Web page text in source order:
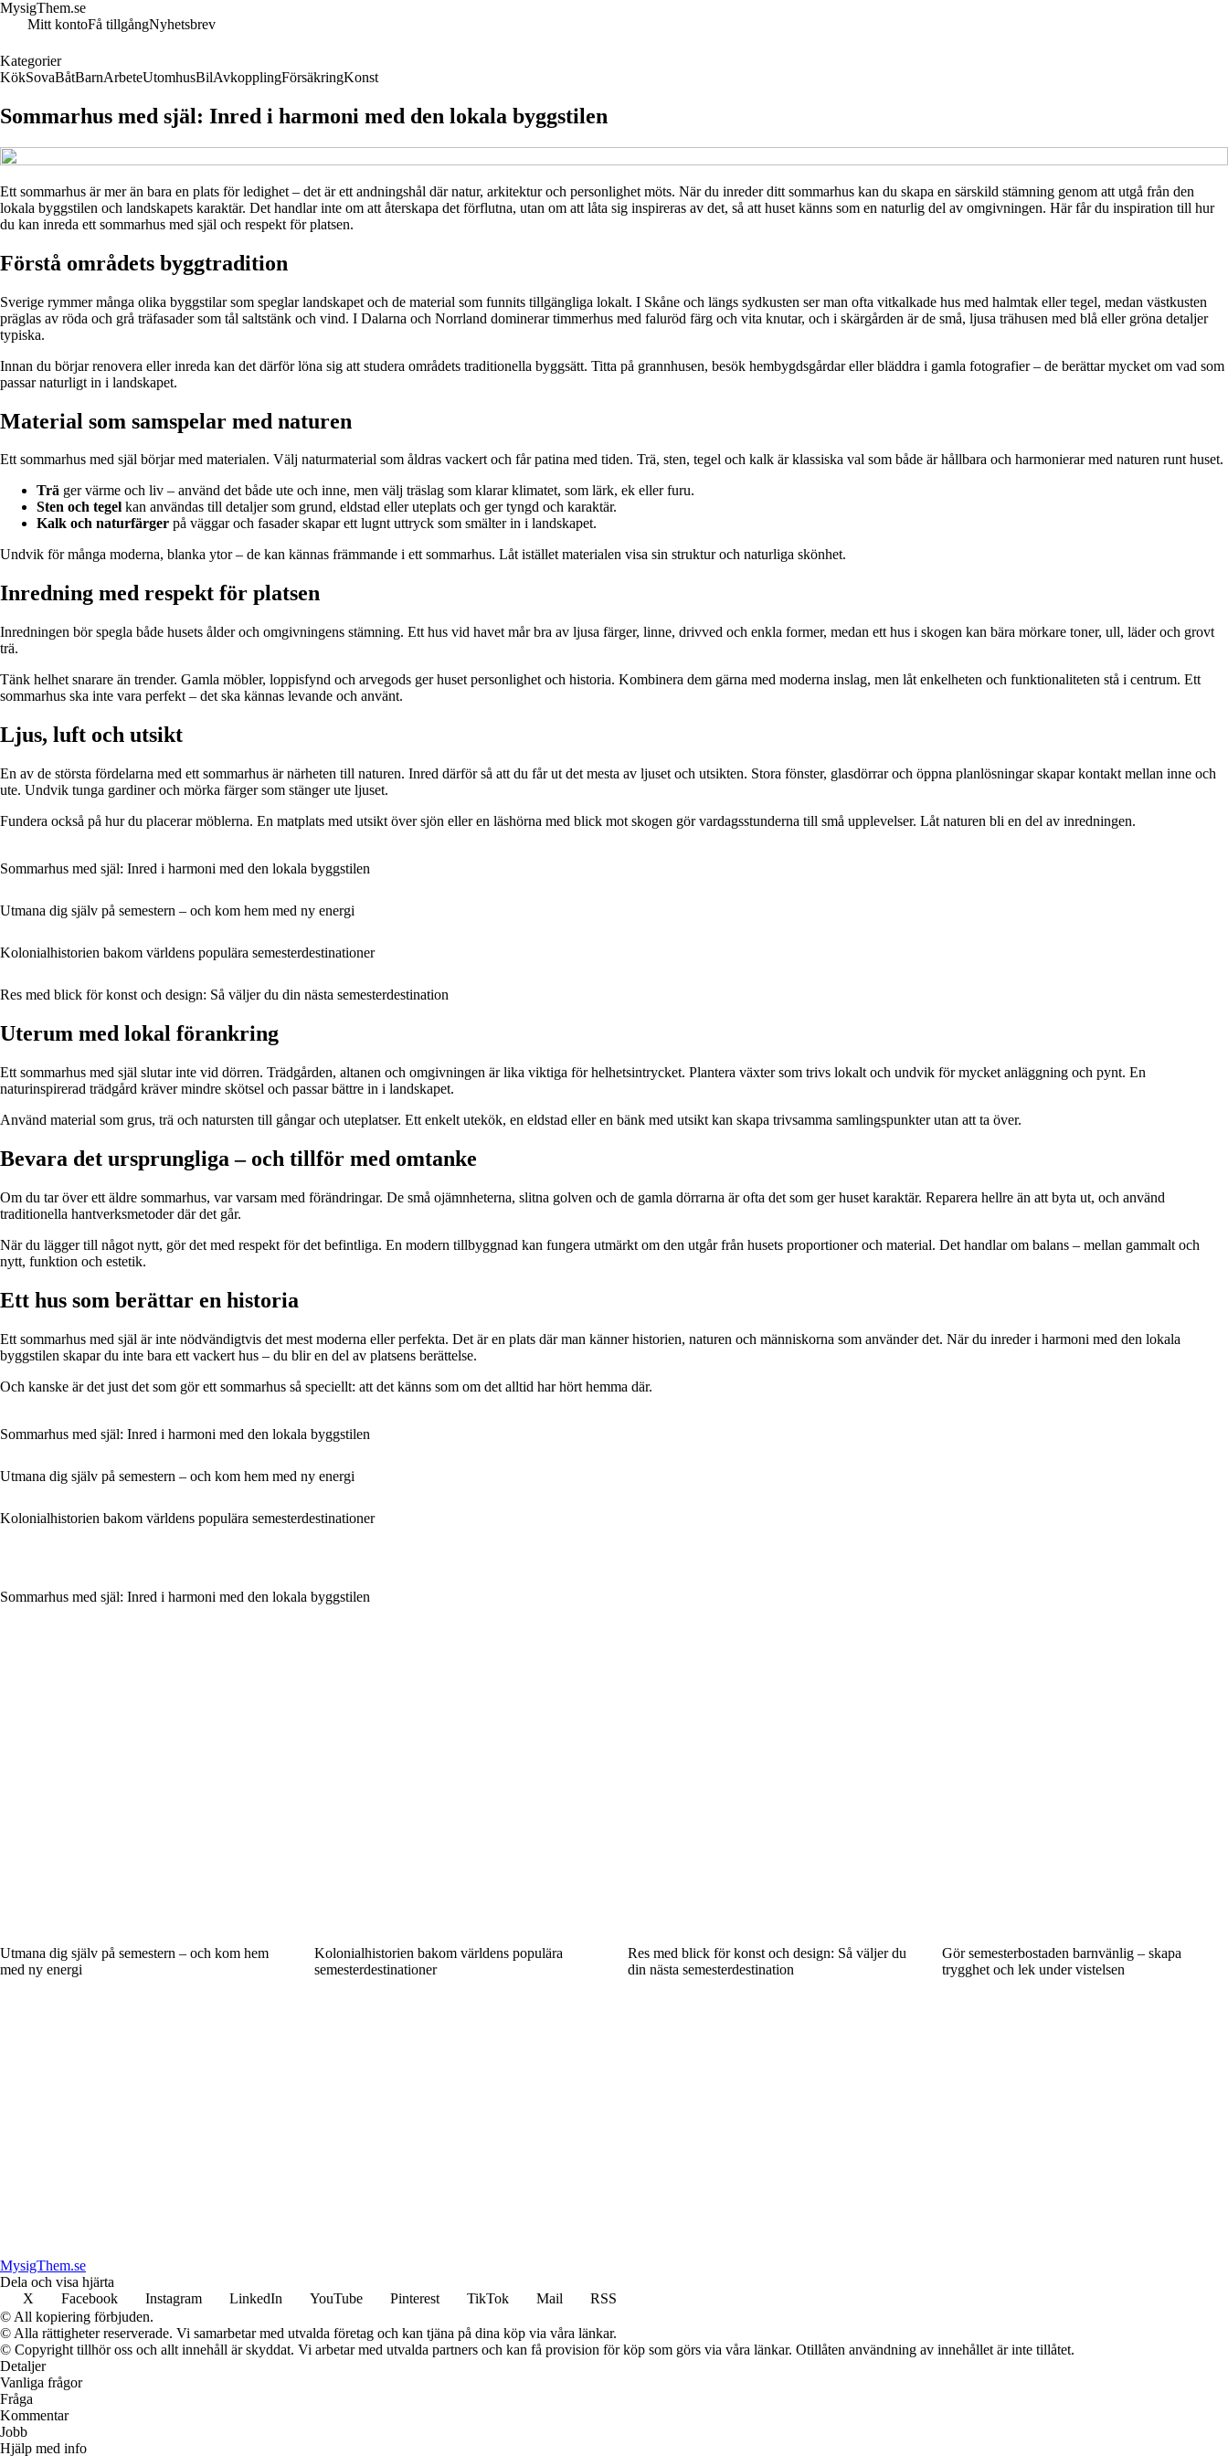
MysigThem.se
Mitt kontoFå tillgångNyhetsbrev
Kategorier
KökSovaBåtBarnArbeteUtomhusBilAvkopplingFörsäkringKonst
Sommarhus med själ: Inred i harmoni med den lokala byggstilen
Ett sommarhus är mer än bara en plats för ledighet – det är ett andningshål där natur, arkitektur och personlighet möts. När du inreder ditt sommarhus kan du skapa en särskild stämning genom att utgå från den
lokala byggstilen och landskapets karaktär. Det handlar inte om att återskapa det förflutna, utan om att låta sig inspireras av det, så att huset känns som en naturlig del av omgivningen. Här får du inspiration till hur
du kan inreda ett sommarhus med själ och respekt för platsen.
Förstå områdets byggtradition
Sverige rymmer många olika byggstilar som speglar landskapet och de material som funnits tillgängliga lokalt. I Skåne och längs sydkusten ser man ofta vitkalkade hus med halmtak eller tegel, medan västkusten
präglas av röda och grå träfasader som tål saltstänk och vind. I Dalarna och Norrland dominerar timmerhus med faluröd färg och vita knutar, och i skärgården är de små, ljusa trähusen med blå eller gröna detaljer
typiska.
Innan du börjar renovera eller inreda kan det därför löna sig att studera områdets traditionella byggsätt. Titta på grannhusen, besök hembygdsgårdar eller bläddra i gamla fotografier – de berättar mycket om vad som
passar naturligt in i landskapet.
Material som samspelar med naturen
Ett sommarhus med själ börjar med materialen. Välj naturmaterial som åldras vackert och får patina med tiden. Trä, sten, tegel och kalk är klassiska val som både är hållbara och harmonierar med naturen runt huset.
Trä ger värme och liv – använd det både ute och inne, men välj träslag som klarar klimatet, som lärk, ek eller furu.
Sten och tegel kan användas till detaljer som grund, eldstad eller uteplats och ger tyngd och karaktär.
Kalk och naturfärger på väggar och fasader skapar ett lugnt uttryck som smälter in i landskapet.
Undvik för många moderna, blanka ytor – de kan kännas främmande i ett sommarhus. Låt istället materialen visa sin struktur och naturliga skönhet.
Inredning med respekt för platsen
Inredningen bör spegla både husets ålder och omgivningens stämning. Ett hus vid havet mår bra av ljusa färger, linne, drivved och enkla former, medan ett hus i skogen kan bära mörkare toner, ull, läder och grovt
trä.
Tänk helhet snarare än trender. Gamla möbler, loppisfynd och arvegods ger huset personlighet och historia. Kombinera dem gärna med moderna inslag, men låt enkelheten och funktionaliteten stå i centrum. Ett
sommarhus ska inte vara perfekt – det ska kännas levande och använt.
Ljus, luft och utsikt
En av de största fördelarna med ett sommarhus är närheten till naturen. Inred därför så att du får ut det mesta av ljuset och utsikten. Stora fönster, glasdörrar och öppna planlösningar skapar kontakt mellan inne och
ute. Undvik tunga gardiner och mörka färger som stänger ute ljuset.
Fundera också på hur du placerar möblerna. En matplats med utsikt över sjön eller en läshörna med blick mot skogen gör vardagsstunderna till små upplevelser. Låt naturen bli en del av inredningen.
Sommarhus med själ: Inred i harmoni med den lokala byggstilen
Utmana dig själv på semestern – och kom hem med ny energi
Kolonialhistorien bakom världens populära semesterdestinationer
Res med blick för konst och design: Så väljer du din nästa semesterdestination
Uterum med lokal förankring
Ett sommarhus med själ slutar inte vid dörren. Trädgården, altanen och omgivningen är lika viktiga för helhetsintrycket. Plantera växter som trivs lokalt och undvik för mycket anläggning och pynt. En
naturinspirerad trädgård kräver mindre skötsel och passar bättre in i landskapet.
Använd material som grus, trä och natursten till gångar och uteplatser. Ett enkelt utekök, en eldstad eller en bänk med utsikt kan skapa trivsamma samlingspunkter utan att ta över.
Bevara det ursprungliga – och tillför med omtanke
Om du tar över ett äldre sommarhus, var varsam med förändringar. De små ojämnheterna, slitna golven och de gamla dörrarna är ofta det som ger huset karaktär. Reparera hellre än att byta ut, och använd
traditionella hantverksmetoder där det går.
När du lägger till något nytt, gör det med respekt för det befintliga. En modern tillbyggnad kan fungera utmärkt om den utgår från husets proportioner och material. Det handlar om balans – mellan gammalt och
nytt, funktion och estetik.
Ett hus som berättar en historia
Ett sommarhus med själ är inte nödvändigtvis det mest moderna eller perfekta. Det är en plats där man känner historien, naturen och människorna som använder det. När du inreder i harmoni med den lokala
byggstilen skapar du inte bara ett vackert hus – du blir en del av platsens berättelse.
Och kanske är det just det som gör ett sommarhus så speciellt: att det känns som om det alltid har hört hemma där.
Sommarhus med själ: Inred i harmoni med den lokala byggstilen
Utmana dig själv på semestern – och kom hem med ny energi
Kolonialhistorien bakom världens populära semesterdestinationer
Sommarhus med själ: Inred i harmoni med den lokala byggstilen
Utmana dig själv på semestern – och kom hem
med ny energi
Kolonialhistorien bakom världens populära
semesterdestinationer
Res med blick för konst och design: Så väljer du
din nästa semesterdestination
Gör semesterbostaden barnvänlig – skapa
trygghet och lek under vistelsen
MysigThem.se
Dela och visa hjärta
X
Facebook Instagram LinkedIn YouTube Pinterest TikTok Mail
RSS
© All kopiering förbjuden.
© Alla rättigheter reserverade. Vi samarbetar med utvalda företag och kan tjäna på dina köp via våra länkar.
© Copyright tillhör oss och allt innehåll är skyddat. Vi arbetar med utvalda partners och kan få provision för köp som görs via våra länkar. Otillåten användning av innehållet är inte tillåtet.
Detaljer
Vanliga frågor
Fråga
Kommentar
Jobb
Hjälp med info